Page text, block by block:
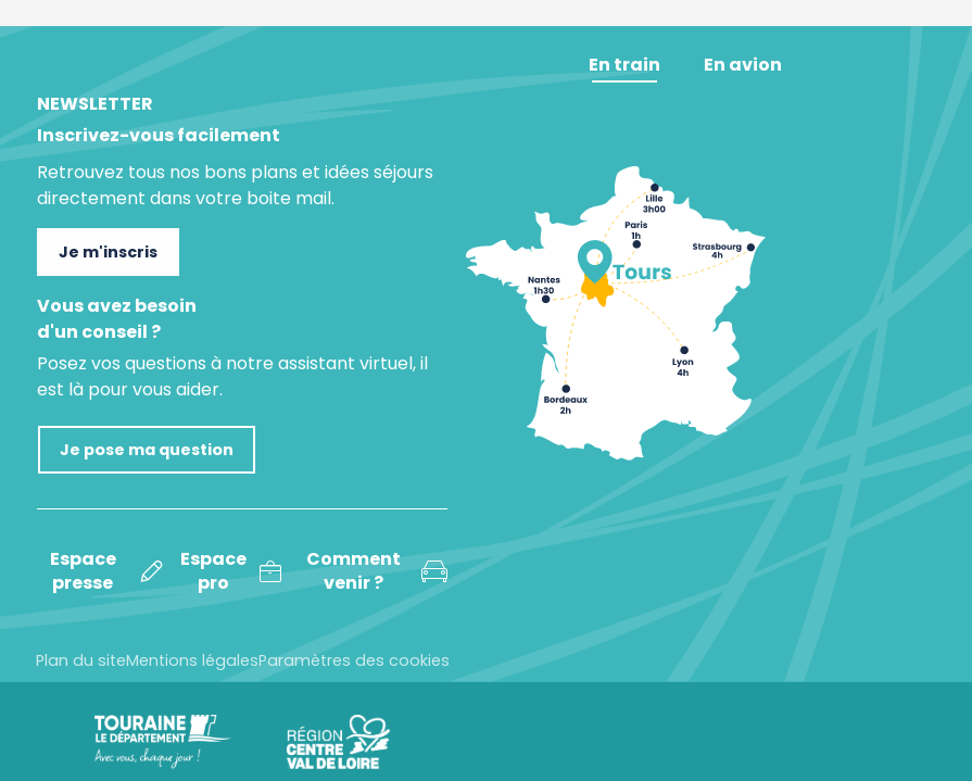
NEWSLETTER
Inscrivez-vous facilement
Retrouvez tous nos bons plans et idées séjours
directement dans votre boite mail.
Je m'inscris
Vous avez besoin
d'un conseil ?
Posez vos questions à notre assistant virtuel, il
est là pour vous aider.
Je pose ma question
Espace
presse
Espace
pro
Comment
venir ?
En train En avion
Plan du siteMentions légalesParamètres des cookies